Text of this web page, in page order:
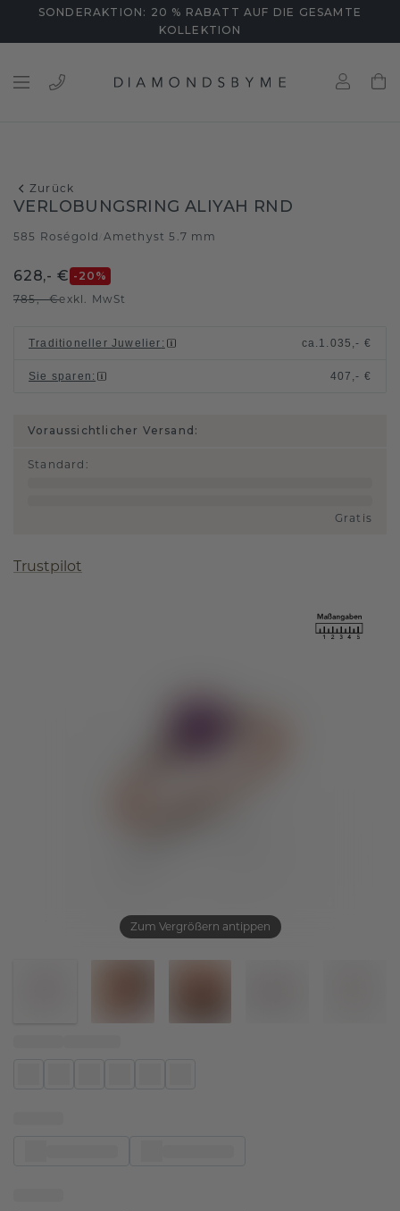
SONDERAKTION: 20 % RABATT AUF DIE GESAMTE
KOLLEKTION
Zurück
Zum Vergrößern antippen
VERLOBUNGSRING ALIYAH RND
585 Roségold Amethyst 5.7 mm
628,- € -20 %
785,- €exkl. MwSt
Traditioneller Juwelier : ca. 1.035,- €
Sie sparen : 407,- €
Voraussichtlicher Versand:
Standard :
Gratis
Trustpilot